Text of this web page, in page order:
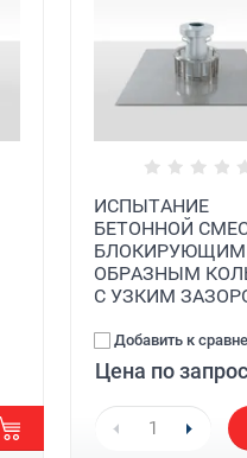
ИСПЫТАНИЕ
БЕТОННОЙ
БЛОКИРУЮЩИМ
ОБРАЗНЫМ
С УЗКИМ
Добавить к
Цена по